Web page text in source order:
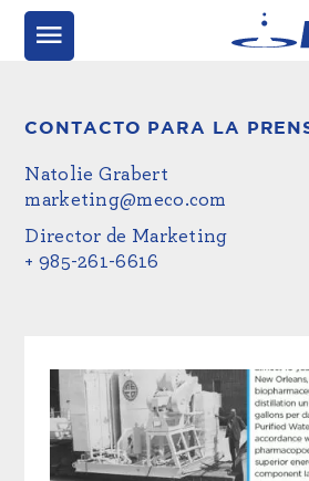
CONTACTO PARA LA
Natolie Grabert
marketing@meco.com
Director de Marketing
+ 985-261-6616